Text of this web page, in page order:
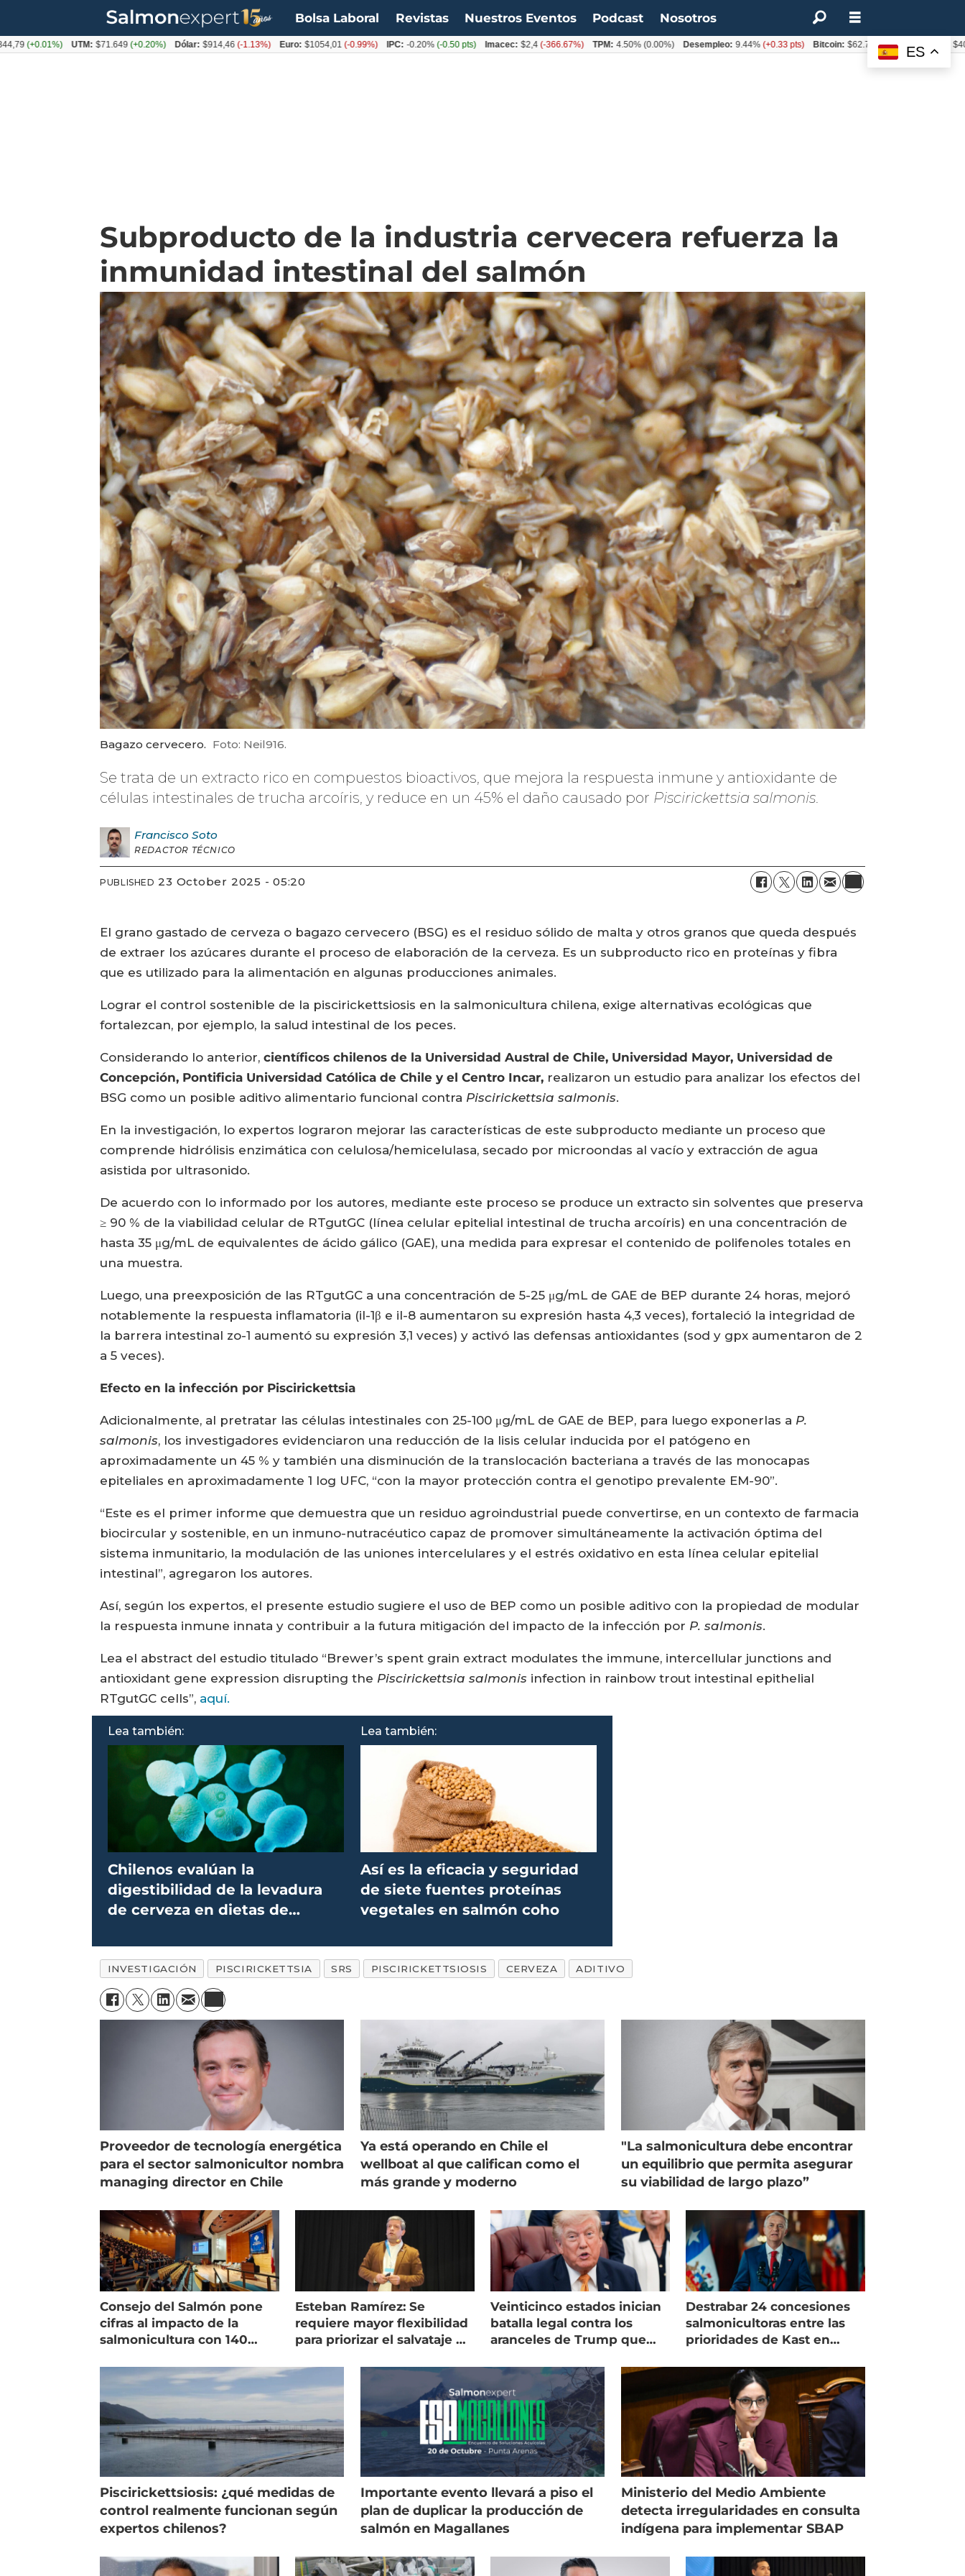
Bolsa Laboral Revistas Nuestros Eventos Podcast Nosotros
Subproducto de la industria cervecera refuerza la
inmunidad intestinal del salmón
Bagazo cervecero. Foto: Neil916.
Se trata de un extracto rico en compuestos bioactivos, que mejora la respuesta inmune y antioxidante de
células intestinales de trucha arcoíris, y reduce en un 45% el daño causado por Piscirickettsia salmonis.
Francisco Soto
REDACTOR TÉCNICO
PUBLISHED 23 October 2025 - 05:20
El grano gastado de cerveza o bagazo cervecero (BSG) es el residuo sólido de malta y otros granos que queda después
de extraer los azúcares durante el proceso de elaboración de la cerveza. Es un subproducto rico en proteínas y fibra
que es utilizado para la alimentación en algunas producciones animales.
Lograr el control sostenible de la piscirickettsiosis en la salmonicultura chilena, exige alternativas ecológicas que
fortalezcan, por ejemplo, la salud intestinal de los peces.
Considerando lo anterior, científicos chilenos de la Universidad Austral de Chile, Universidad Mayor, Universidad de
Concepción, Pontificia Universidad Católica de Chile y el Centro Incar, realizaron un estudio para analizar los efectos del
BSG como un posible aditivo alimentario funcional contra Piscirickettsia salmonis.
En la investigación, lo expertos lograron mejorar las características de este subproducto mediante un proceso que
comprende hidrólisis enzimática con celulosa/hemicelulasa, secado por microondas al vacío y extracción de agua
asistida por ultrasonido.
De acuerdo con lo informado por los autores, mediante este proceso se produce un extracto sin solventes que preserva
≥ 90 % de la viabilidad celular de RTgutGC (línea celular epitelial intestinal de trucha arcoíris) en una concentración de
hasta 35 μg/mL de equivalentes de ácido gálico (GAE), una medida para expresar el contenido de polifenoles totales en
una muestra.
Luego, una preexposición de las RTgutGC a una concentración de 5-25 μg/mL de GAE de BEP durante 24 horas, mejoró
notablemente la respuesta inflamatoria (il-1β e il-8 aumentaron su expresión hasta 4,3 veces), fortaleció la integridad de
la barrera intestinal zo-1 aumentó su expresión 3,1 veces) y activó las defensas antioxidantes (sod y gpx aumentaron de 2
a 5 veces).
Efecto en la infección por Piscirickettsia
Adicionalmente, al pretratar las células intestinales con 25-100 μg/mL de GAE de BEP, para luego exponerlas a P.
salmonis, los investigadores evidenciaron una reducción de la lisis celular inducida por el patógeno en
aproximadamente un 45 % y también una disminución de la translocación bacteriana a través de las monocapas
epiteliales en aproximadamente 1 log UFC, “con la mayor protección contra el genotipo prevalente EM-90”.
“Este es el primer informe que demuestra que un residuo agroindustrial puede convertirse, en un contexto de farmacia
biocircular y sostenible, en un inmuno-nutracéutico capaz de promover simultáneamente la activación óptima del
sistema inmunitario, la modulación de las uniones intercelulares y el estrés oxidativo en esta línea celular epitelial
intestinal”, agregaron los autores.
Así, según los expertos, el presente estudio sugiere el uso de BEP como un posible aditivo con la propiedad de modular
la respuesta inmune innata y contribuir a la futura mitigación del impacto de la infección por P. salmonis.
Lea el abstract del estudio titulado “Brewer’s spent grain extract modulates the immune, intercellular junctions and
antioxidant gene expression disrupting the Piscirickettsia salmonis infection in rainbow trout intestinal epithelial
RTgutGC cells”, aquí.
Lea también:
Chilenos evalúan la
digestibilidad de la levadura
de cerveza en dietas de
Lea también:
Así es la eficacia y seguridad
de siete fuentes proteínas
vegetales en salmón coho
INVESTIGACIÓN PISCIRICKETTSIA SRS PISCIRICKETTSIOSIS CERVEZA ADITIVO
Proveedor de tecnología energética
para el sector salmonicultor nombra
managing director en Chile
Ya está operando en Chile el
wellboat al que califican como el
más grande y moderno
"La salmonicultura debe encontrar
un equilibrio que permita asegurar
su viabilidad de largo plazo”
Consejo del Salmón pone
cifras al impacto de la
salmonicultura con 140
Esteban Ramírez: Se
requiere mayor flexibilidad
para priorizar el salvataje de
Veinticinco estados inician
batalla legal contra los
aranceles de Trump que
Destrabar 24 concesiones
salmonicultoras entre las
prioridades de Kast en
Piscirickettsiosis: ¿qué medidas de
control realmente funcionan según
expertos chilenos?
Importante evento llevará a piso el
plan de duplicar la producción de
salmón en Magallanes
Ministerio del Medio Ambiente
detecta irregularidades en consulta
indígena para implementar SBAP
ES
UTM: $71.649(+0.20%) Dólar: $914,46(-1.13%) Euro: $1054,01(-0.99%) IPC: -0.20%(-0.50 pts) Imacec: $2,4(-366.67%) TPM: 4.50%(0.00%) Desempleo: 9.44%(+0.33 pts) Bitcoin: $62.760,11(-1.74%)